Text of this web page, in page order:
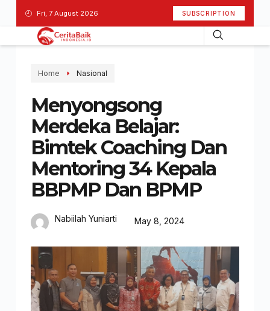
Fri, 7 August 2026 SUBSCRIPTION
Home Nasional
Menyongsong
Merdeka Belajar:
Bimtek Coaching Dan
Mentoring 34 Kepala
BBPMP Dan BPMP
Nabiilah Yuniarti May 8, 2024